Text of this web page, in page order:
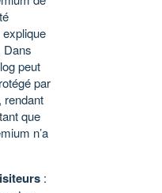
Dans
peut
par
rendant
que
n’a
: